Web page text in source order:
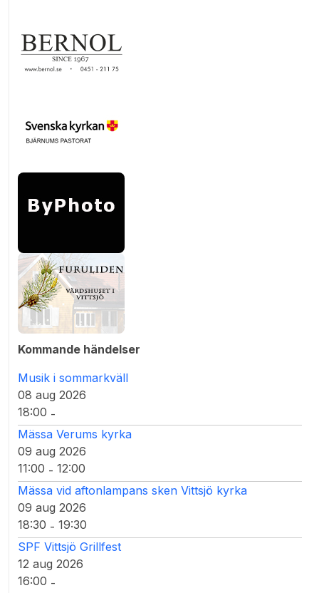
Kommande händelser
Musik i sommarkväll
08 aug 2026
18:00 -
Mässa Verums kyrka
09 aug 2026
11:00 - 12:00
Mässa vid aftonlampans sken Vittsjö kyrka
09 aug 2026
18:30 - 19:30
SPF Vittsjö Grillfest
12 aug 2026
16:00 -